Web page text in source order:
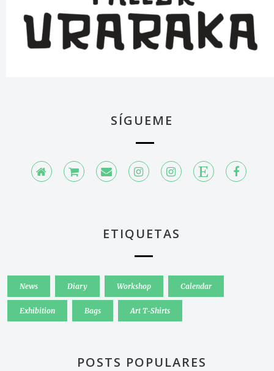
SÍGUEME
ETIQUETAS
News Diary Workshop Calendar
Exhibition Bags Art T-Shirts
POSTS POPULARES